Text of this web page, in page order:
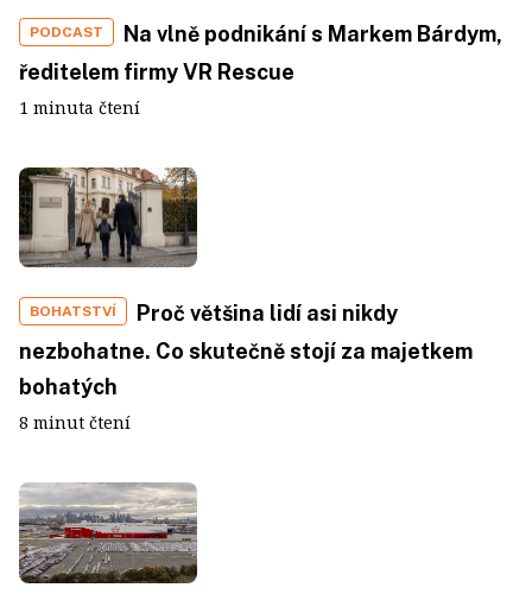
PODCAST
Na vlně podnikání s Markem Bárdym,
ředitelem firmy VR Rescue
1 minuta čtení
BOHATSTVÍ
Proč většina lidí asi nikdy
nezbohatne. Co skutečně stojí za majetkem
bohatých
8 minut čtení